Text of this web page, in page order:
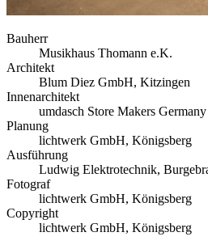
Bauherr
Musikhaus Thomann e.K.
Architekt
Blum Diez GmbH, Kitzingen
Innenarchitekt
umdasch Store Makers
Planung
lichtwerk GmbH, Königsberg
Ausführung
Ludwig Elektrotechnik,
Fotograf
lichtwerk GmbH, Königsberg
Copyright
lichtwerk GmbH, Königsberg